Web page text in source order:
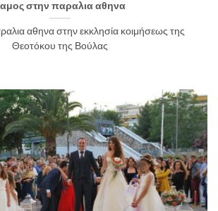
στην παραλια αθηνα
αθηνα στην εκκλησία κοιμήσεως της
Θεοτόκου της Βούλας